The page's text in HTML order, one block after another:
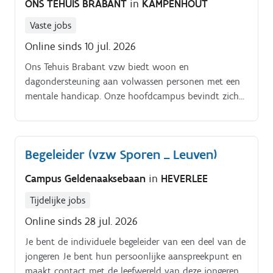
op de ondersteuningsnoden van kinderen en
jongeren Je hebt interesse in het boerderijleven en
werkt graag met dieren Je betrekt kinderen en
jongeren actief bij de dagelijkse werking van de
boerderij Je staat open voor feedback en wil blijven
bijleren Je werkt graag samen en engageert je voor
het team Je bent bereid om af en toe 's avonds of in
ONS TEHUIS BRABANT in KAMPENHOUT
Vaste jobs
Online sinds 10 jul. 2026
Ons Tehuis Brabant vzw biedt woon en
dagondersteuning aan volwassen personen met een
mentale handicap. Onze hoofdcampus bevindt zich
betreft. cliënten met een diep meervoudige beperking.
Begeleider (vzw Sporen _ Leuven)
Campus Geldenaaksebaan in HEVERLEE
Tijdelijke jobs
Online sinds 28 jul. 2026
Je bent de individuele begeleider van een deel van de
jongeren Je bent hun persoonlijke aanspreekpunt en